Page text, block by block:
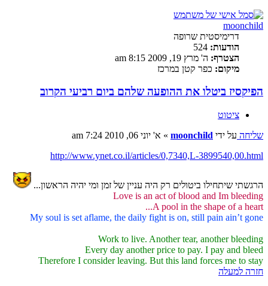
moonchild
דרימיסטית שרופה
הודעות:
הצטרף: ה' מרץ 19, 2009 8:15 am
מיקום: כפר קטן במרכז
הפיקסיז ביטלו את ההופעה שלהם ביום רביעי הקרוב
ציטוט
שליחה על ידי moonchild
» א' יוני 06, 2010 7:24 am
http://www.ynet.co.il/articles/0,7340,L-3899540,00.html
הרגשתי שיתחילו ביטולים רק היה עניין של זמן ומי יהיה הראשון...
Love is an act of blood and Im bleeding
A pool in the shape of a heart...
My soul is set aflame, the daily fight is on, still pain ain’t gone
Work to live. Another tear, another bleeding
Every day another price to pay. I pay and bleed
Therefore I consider leaving. But this land forces me to stay
חזרה למעלה